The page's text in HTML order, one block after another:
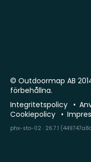
© Outdoormap AB
förbehållna.
Integritetspolicy
Cookiepolicy
phx-sto-02 · 26.7.1